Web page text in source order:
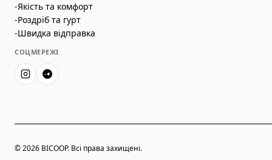
-Якість та комфорт
-Роздріб та гурт
-Швидка відправка
СОЦМЕРЕЖІ
© 2026 BICOOP. Всі права захищені.